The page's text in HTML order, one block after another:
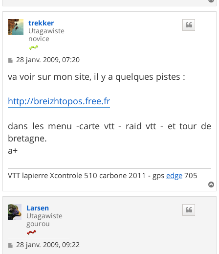
a
trekker
Utagawiste
novice
M
s
s
g
e
28 janv. 2009, 07:20
va voir sur mon site, il y a quelques pistes :
http://breizhtopos.free.fr
dans les menu -carte vtt - raid vtt - et tour de
bretagne.
a+
VTT lapierre Xcontrole 510 carbone 2011 - gps edge 705
a
Larsen
Utagawiste
gourou
M
28 janv. 2009, 09:22